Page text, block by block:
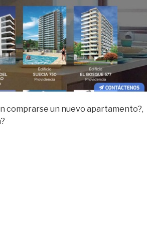
comprarse un nuevo apartamento?,